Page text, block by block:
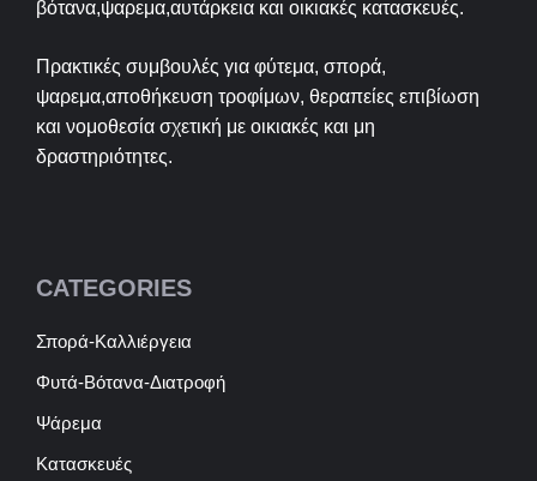
βότανα,ψαρεμα,αυτάρκεια και οικιακές κατασκευές.
Πρακτικές συμβουλές για φύτεμα, σπορά,
ψαρεμα,αποθήκευση τροφίμων, θεραπείες επιβίωση
και νομοθεσία σχετική με οικιακές και μη
δραστηριότητες.
CATEGORIES
Σπορά-Καλλιέργεια
Φυτά-Βότανα-Διατροφή
Ψάρεμα
Κατασκευές